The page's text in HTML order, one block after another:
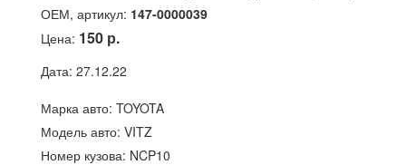
ОЕМ, артикул: 147-0000039
Цена: 150 р.
Дата: 27.12.22
Марка авто: TOYOTA
Модель авто: VITZ
Номер кузова: NCP10